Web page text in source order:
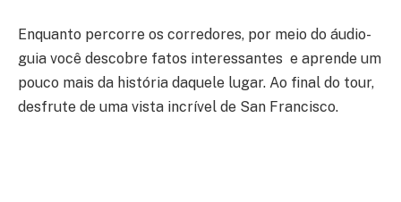
Enquanto percorre os corredores, por meio do áudio-
guia você descobre fatos interessantes e aprende um
pouco mais da história daquele lugar. Ao final do tour,
desfrute de uma vista incrível de San Francisco.